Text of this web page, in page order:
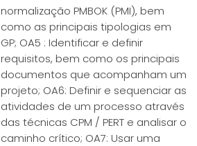
normalização PMBOK (PMI), bem
como as principais tipologias em
GP; OA5 : Identificar e definir
requisitos, bem como os principais
documentos que acompanham um
projeto; OA6: Definir e sequenciar as
atividades de um processo através
das técnicas CPM / PERT e analisar o
caminho crítico; OA7: Usar uma